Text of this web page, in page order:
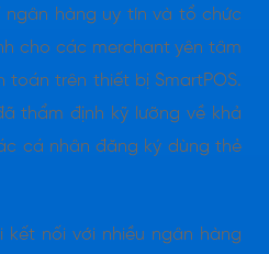
ngân hàng uy tín và tổ chức
cho các merchant yên tâm
toán trên thiết bị SmartPOS.
thẩm định kỹ lưỡng về khả
cá nhân đăng ký dùng thẻ
kết nối với nhiều ngân hàng